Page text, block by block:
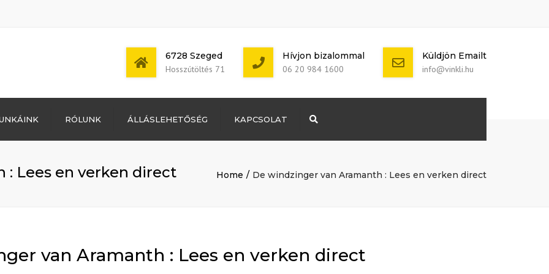
Bejegyzések
WordPress
Mon - Sat: 7:00 -
+ 386 40 111
6728 Szeged
Hosszútöltés 71
Hívjon bizalommal
06 20 984 1600
Küldjön Emailt
info@vinkli.hu
RÓLUNK ÁLLÁSLEHETŐSÉG KAPCSOLAT
: Lees en verken direct Home De windzinger van Aramanth : Lees en verken direct
van Aramanth : Lees en verken direct